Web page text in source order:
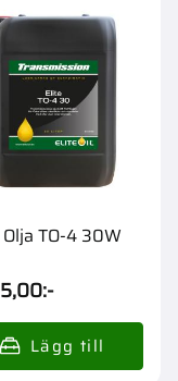
TO-4 30W
:-